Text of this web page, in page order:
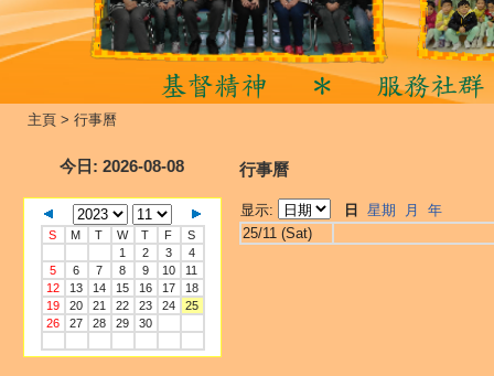
主頁 > 行事曆
今日 : 2026-08-08
S M T W T F
S
1
2 3
4
5
6 7 8 9 10
11
12
13 14 15 16 17
18
19
20 21 22 23 24
25
26
27 28 29 30
行事曆
显示: 日 星期 月
年
25/11 (Sat)